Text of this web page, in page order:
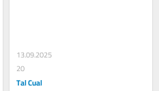
13.09.2025
20
Tal Cual